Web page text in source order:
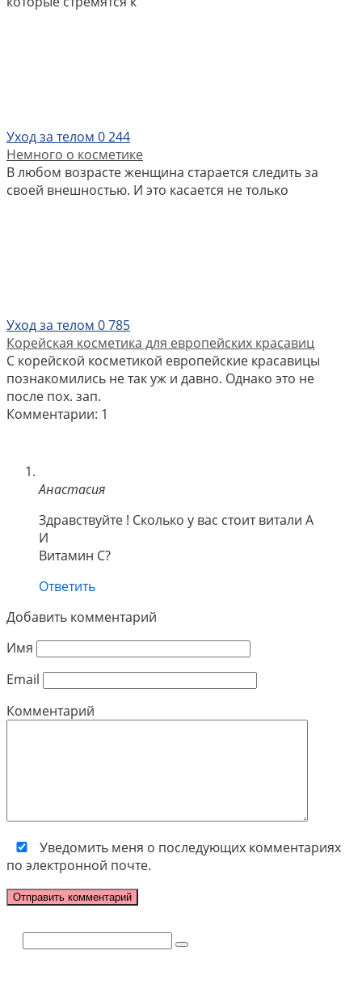
Уход за телом 0244
Немного о косметике
В любом возрасте женщина старается следить за
своей внешностью. И это касается не только
Уход за телом 0785
Корейская косметика для европейских красавиц
С корейской косметикой европейские красавицы
познакомились не так уж и давно. Однако это не
после пох. зап.
Комментарии: 1
Анастасия
Здравствуйте ! Сколько у вас стоит витали А
И
Витамин С?
Ответить
Добавить комментарий
Имя
Email
Комментарий
Уведомить меня о последующих комментариях
по электронной почте.
Поиск: